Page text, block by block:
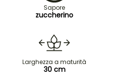
Sapore
zuccherino
Larghezza a maturità
30 cm